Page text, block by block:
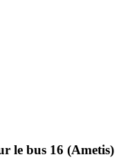
le bus 16 (Ametis)